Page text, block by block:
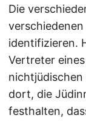
Die
identifizieren.
Vertreter
dort, die
festhalten,